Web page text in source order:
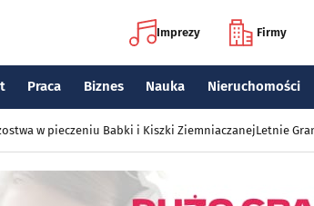
Imprezy Firmy
Praca Biznes Nauka Nieruchomości
w pieczeniu Babki i Kiszki ZiemniaczanejLetnie